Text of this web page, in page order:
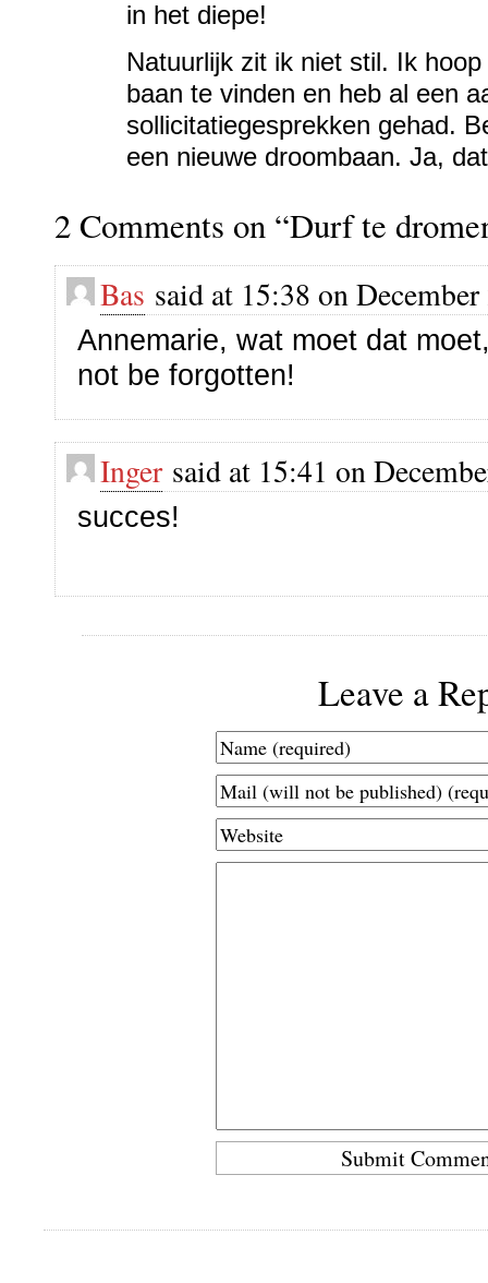
in het diepe!
Natuurlijk zit ik niet stil. Ik
baan te vinden en heb al een
sollicitatiegesprekken gehad.
een nieuwe droombaan. Ja,
2 Comments on “Durf te
Bas said at 15:38 on
Annemarie, wat moet dat
not be forgotten!
Ingersaid at 15:41 on
succes!
Leave a